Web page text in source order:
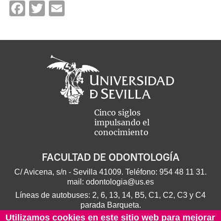
Facebook
Twitter
Cinco siglos
impulsando el
conocimiento
FACULTAD DE ODONTOLOGÍA
C/ Avicena, s/n - Sevilla 41009. Teléfono: 954 48 11 31.
mail: odontologia@us.es
Líneas de autobuses: 2, 6, 13, 14, B5, C1, C2, C3 y C4
parada Barqueta.
Utilizamos cookies en este sitio web para mejorar